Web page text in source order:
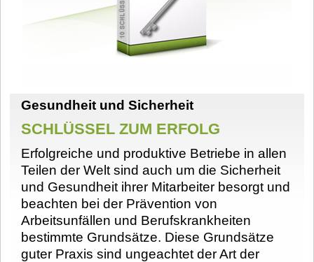
Gesundheit und Sicherheit
SCHLÜSSEL ZUM ERFOLG
Erfolgreiche und produktive Betriebe in allen
Teilen der Welt sind auch um die Sicherheit
und Gesundheit ihrer Mitarbeiter besorgt und
beachten bei der Prävention von
Arbeitsunfällen und Berufskrankheiten
bestimmte Grundsätze. Diese Grundsätze
guter Praxis sind ungeachtet der Art der